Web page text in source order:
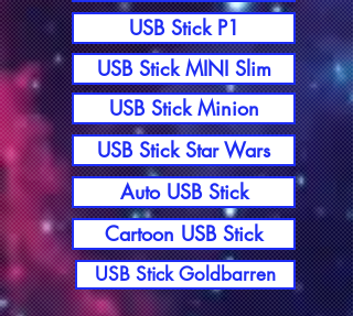
USB Stick P1
USB Stick MINI Slim
USB Stick Minion
USB Stick Star Wars
Auto USB Stick
Cartoon USB Stick
USB Stick Goldbarren